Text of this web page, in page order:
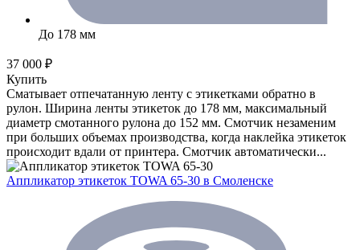
До 178 мм
37 000 ₽
Купить
Сматывает отпечатанную ленту с этикетками обратно в
рулон. Ширина ленты этикеток до 178 мм, максимальный
диаметр смотанного рулона до 152 мм. Смотчик незаменим
при больших объемах производства, когда наклейка этикеток
происходит вдали от принтера. Смотчик автоматически...
Аппликатор этикеток TOWA 65-30 в Смоленске